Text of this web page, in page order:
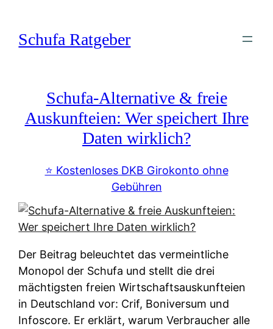
springen
Schufa Ratgeber
Schufa-Alternative & freie
Auskunfteien: Wer speichert Ihre
Daten wirklich?
⭐️ Kostenloses DKB Girokonto ohne
Gebühren
Der Beitrag beleuchtet das vermeintliche
Monopol der Schufa und stellt die drei
mächtigsten freien Wirtschaftsauskunfteien
in Deutschland vor: Crif, Boniversum und
Infoscore. Er erklärt, warum Verbraucher alle